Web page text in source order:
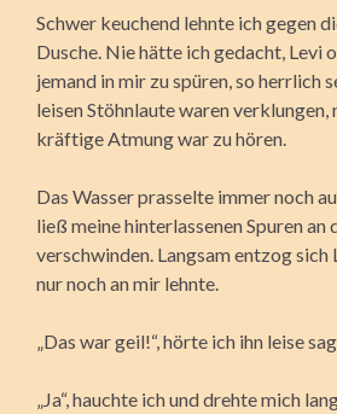
Schwer keuchend lehnte ich gegen
Dusche. Nie hätte ich gedacht, Levi
jemand in mir zu spüren, so herrlich
leisen Stöhnlaute waren verklungen,
kräftige Atmung war zu hören.
Das Wasser prasselte immer noch
ließ meine hinterlassenen Spuren an
verschwinden. Langsam entzog sich
nur noch an mir lehnte.
„Das war geil!“, hörte ich ihn leise
„Ja“, hauchte ich und drehte mich